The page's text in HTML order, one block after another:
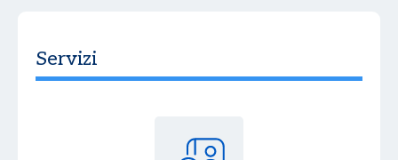
Servizi